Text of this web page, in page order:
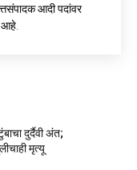
आदी पदांवर
आहे.
दुर्दैवी अंत;
मृत्यू